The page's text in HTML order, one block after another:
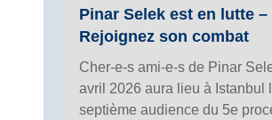
Pinar Selek est en lutte –
Rejoignez son combat
Cher-e-s ami-e-s de Pinar
avril 2026 aura lieu à Istanbul
septième audience du 5e